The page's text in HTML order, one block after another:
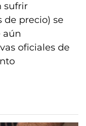
sufrir
de precio) se
aún
oficiales de